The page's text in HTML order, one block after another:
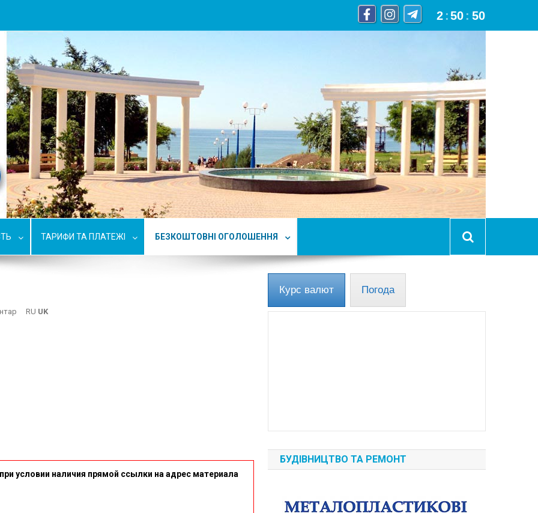
2 :50 : 51
ТАРИФИ ТА ПЛАТЕЖІ БЕЗКОШТОВНІ ОГОЛОШЕННЯ
RU UK
условии наличия прямой ссылки на адрес материала
Курс валют Погода
БУДІВНИЦТВО ТА РЕМОНТ